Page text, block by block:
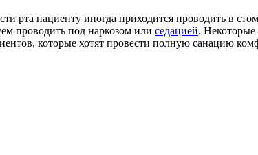
рта пациенту иногда приходится проводить в
проводить под наркозом или седацией. Некоторые
которые хотят провести полную санацию